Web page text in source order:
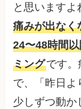
と思います
痛みが出なく
24〜48時間
ミングです
で、「昨日よ
少しずつ動か